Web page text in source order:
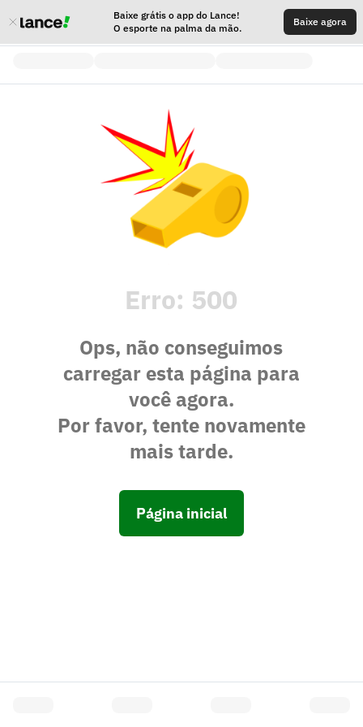
Baixe grátis o app do Lance!
O esporte na palma da mão.
Baixe agora
Erro: 500
Ops, não conseguimos
carregar esta página para
você agora.
Por favor, tente novamente
mais tarde.
Página inicial